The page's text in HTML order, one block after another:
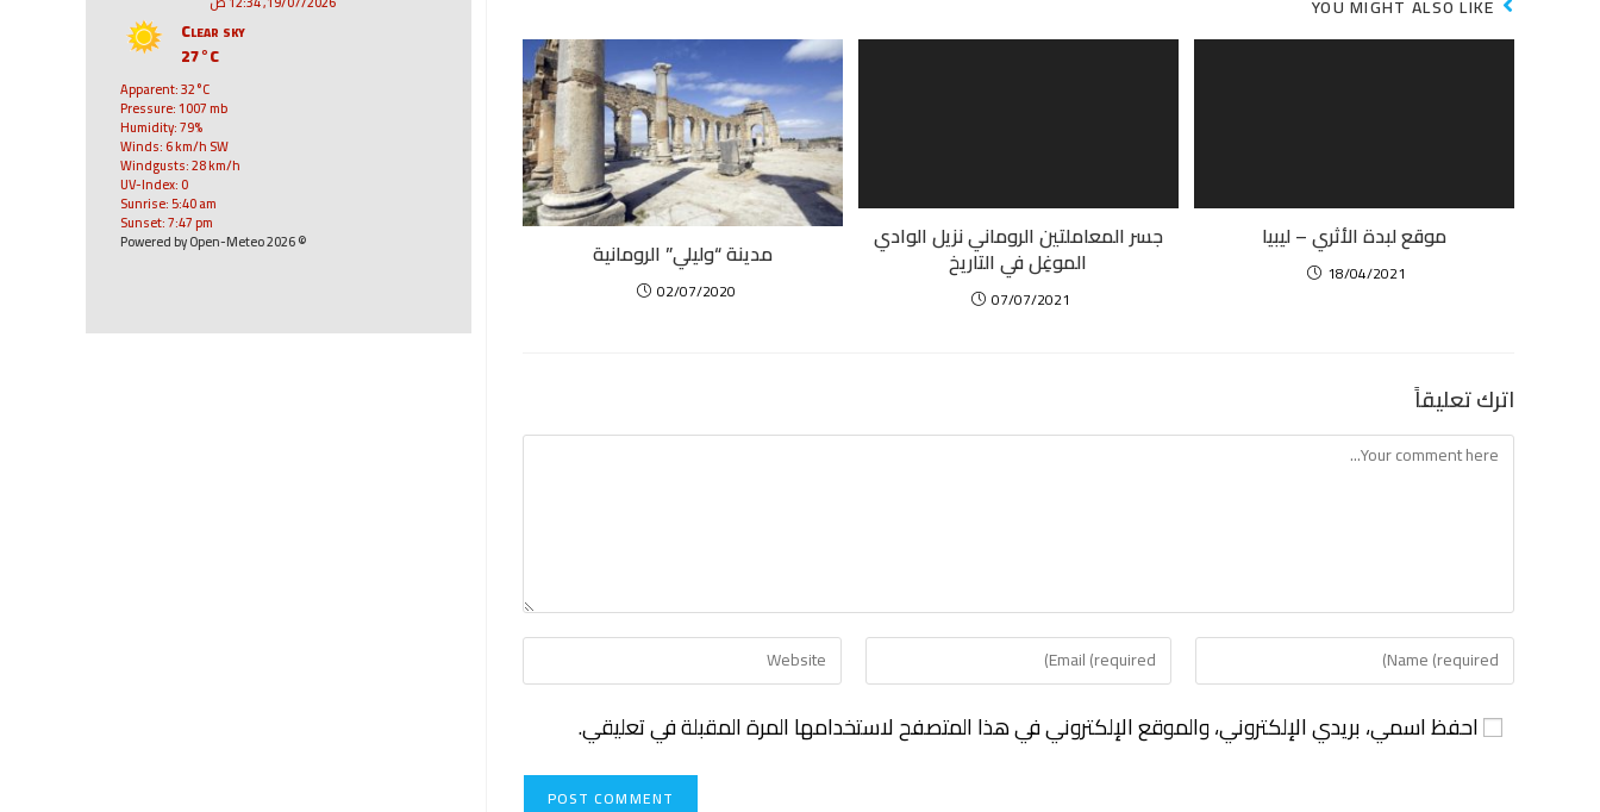
YOU MIGHT ALSO LIKE
مدينة “وليلي” الرومانية
02/07/2020
جسر المعاملتين الروماني نزيل الوادي
الموغِل في التاريخ
07/07/2021
موقع لبدة الأثري – ليبيا
18/04/2021
اترك تعليقاً
احفظ اسمي، بريدي الإلكتروني، والموقع الإلكتروني في هذا المتصفح لاستخدامها المرة المقبلة في تعليقي.
Clear sky
27°C
Apparent: 32°C
Pressure: 1007 mb
Humidity: 79%
Winds: 6 km/h SW
Windgusts: 28 km/h
UV-Index: 0
Sunrise: 5:40 am
Sunset: 7:47 pm
© 2026 Powered by Open-Meteo